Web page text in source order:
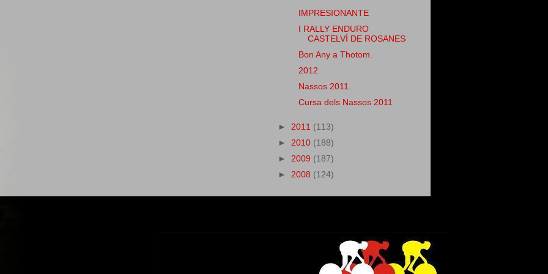
IMPRESIONANTE
I RALLY ENDURO
CASTELVÍ DE ROSANES
Bon Any a Thotom.
2012
Nassos 2011.
Cursa dels Nassos 2011
► 2011 (113)
► 2010 (188)
► 2009 (187)
► 2008 (124)